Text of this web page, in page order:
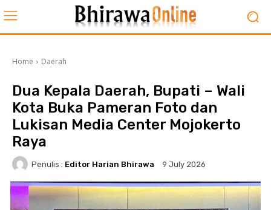
Home Daerah
Dua Kepala Daerah, Bupati – Wali
Kota Buka Pameran Foto dan
Lukisan Media Center Mojokerto
Raya
Penulis : Editor Harian Bhirawa 9 July 2026